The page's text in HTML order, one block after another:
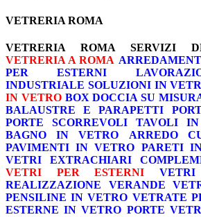
VETRERIA ROMA
VETRERIA ROMA
SERVIZI
VETRERIA A ROMA
PER ESTERNI
INDUSTRIALE SOLUZIONI IN
IN VETRO BOX DOCCIA SU
BALAUSTRE E PARAPETTI
PORTE SCORREVOLI
TAVOLI
BAGNO IN VETRO
ARREDO
PAVIMENTI IN VETRO PARETI
VETRI EXTRACHIARI
VETRI PER ESTERNI
REALIZZAZIONE VERANDE
PENSILINE IN VETRO VETRATE
ESTERNE IN VETRO PORTE